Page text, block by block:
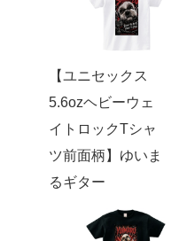
【ユニセックス
5.6ozヘビーウェ
イトロックTシャ
ツ前面柄】ゆいま
るギター